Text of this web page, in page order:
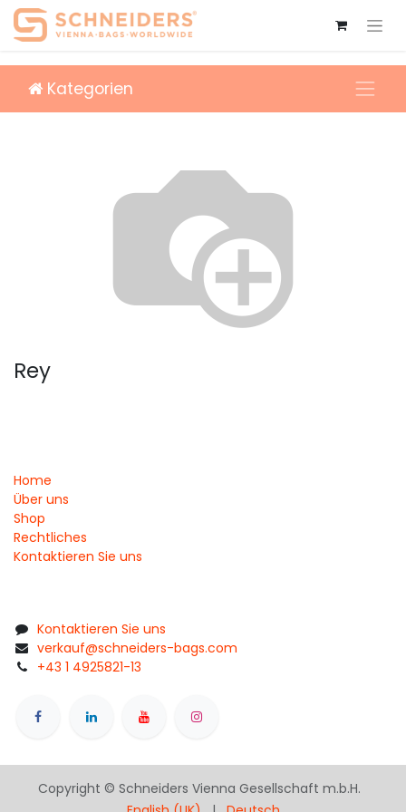
Kategorien
Rey
Home
Über uns
Shop
Rechtliches
Kontaktieren Sie uns
Kontaktieren Sie uns
verkauf@schneiders-bags.com
+43 1 4925821-13
Copyright © Schneiders Vienna Gesellschaft m.b.H.